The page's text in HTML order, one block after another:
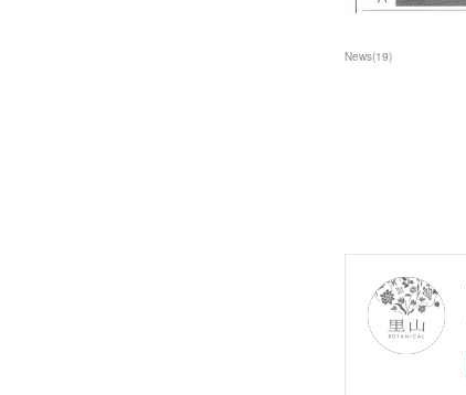
News(19)